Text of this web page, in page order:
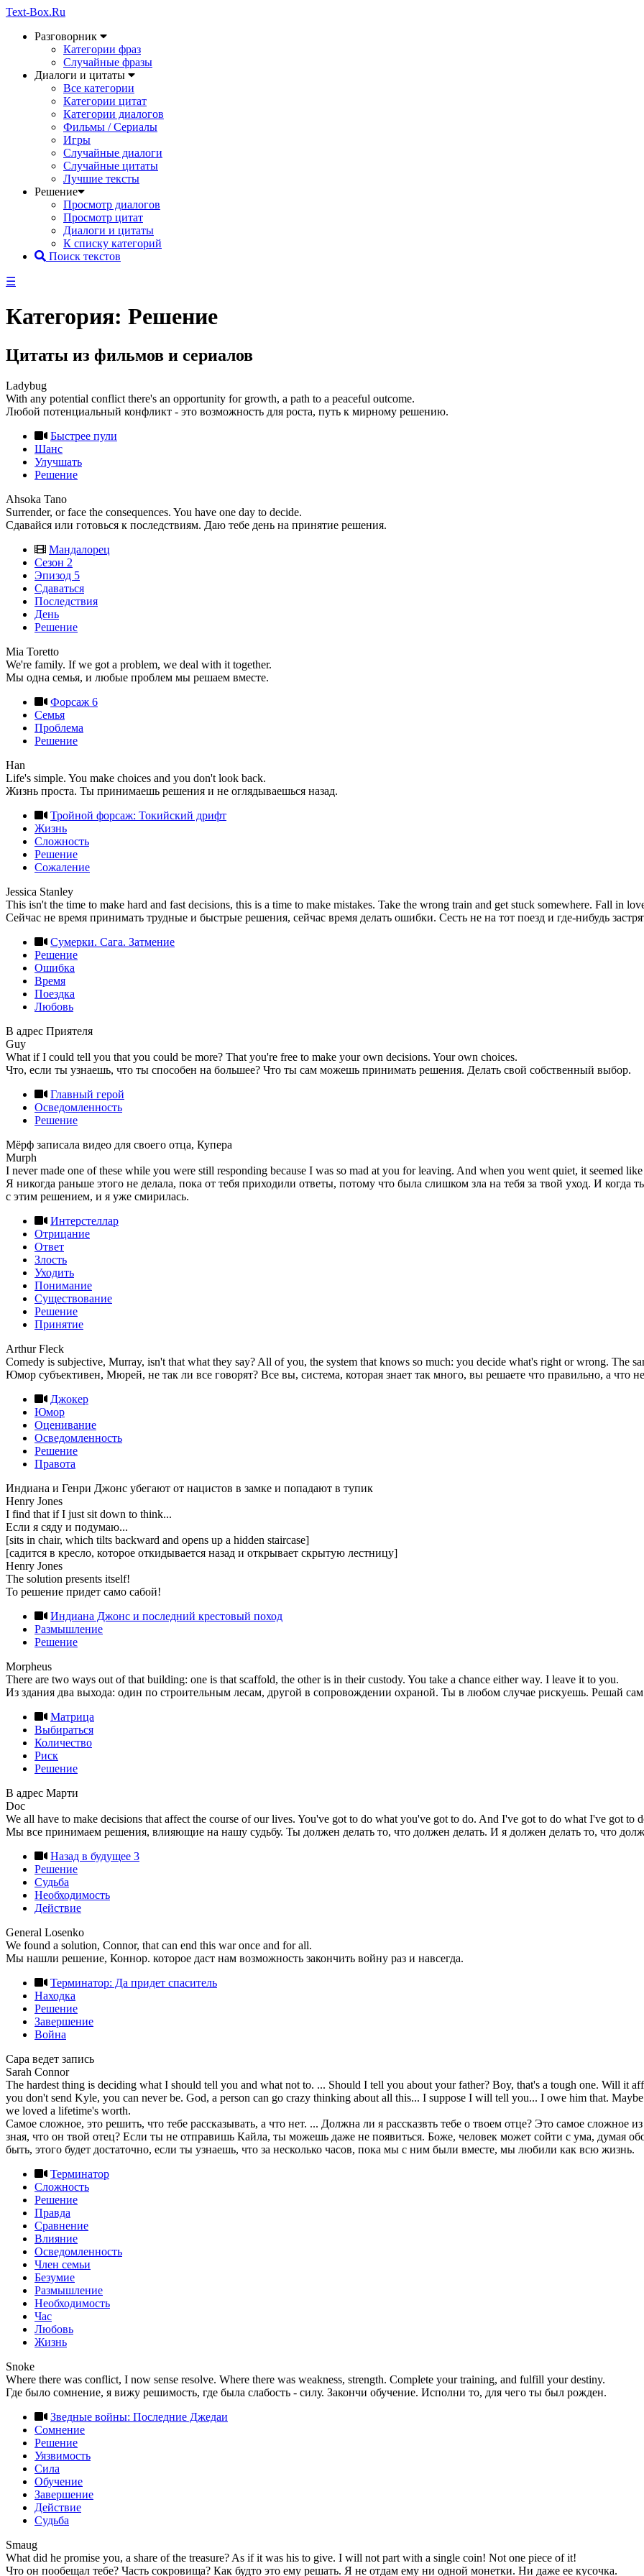
Text-Box.Ru
Разговорник
Категории фраз
Случайные фразы
Диалоги и цитаты
Все категории
Категории цитат
Категории диалогов
Фильмы / Сериалы
Игры
Случайные диалоги
Случайные цитаты
Лучшие тексты
Решение
Просмотр диалогов
Просмотр цитат
Диалоги и цитаты
К списку категорий
Поиск текстов
☰
Категория: Решение
Цитаты из фильмов и сериалов
Ladybug
With any potential conflict there's an opportunity for growth, a path to a peaceful outcome.
Любой потенциальный конфликт - это возможность для роста, путь к мирному решению.
Быстрее пули
Шанс
Улучшать
Решение
Ahsoka Tano
Surrender, or face the consequences. You have one day to decide.
Сдавайся или готовься к последствиям. Даю тебе день на принятие решения.
Мандалорец
Сезон 2
Эпизод 5
Сдаваться
Последствия
День
Решение
Mia Toretto
We're family. If we got a problem, we deal with it together.
Мы одна семья, и любые проблем мы решаем вместе.
Форсаж 6
Семья
Проблема
Решение
Han
Life's simple. You make choices and you don't look back.
Жизнь проста. Ты принимаешь решения и не оглядываешься назад.
Тройной форсаж: Токийский дрифт
Жизнь
Сложность
Решение
Сожаление
Jessica Stanley
This isn't the time to make hard and fast decisions, this is a time to make mistakes. Take the wrong train and get stuck somewhere. Fall in
Сейчас не время принимать трудные и быстрые решения, сейчас время делать ошибки. Сесть не на тот поезд и где-нибудь
Сумерки. Сага. Затмение
Решение
Ошибка
Время
Поездка
Любовь
В адрес Приятеля
Guy
What if I could tell you that you could be more? That you're free to make your own decisions. Your own choices.
Что, если ты узнаешь, что ты способен на большее? Что ты сам можешь принимать решения. Делать свой собственный выбор.
Главный герой
Осведомленность
Решение
Мёрф записала видео для своего отца, Купера
Murph
I never made one of these while you were still responding because I was so mad at you for leaving. And when you went quiet, it seemed
Я никогда раньше этого не делала, пока от тебя приходили ответы, потому что была слишком зла на тебя за твой уход. И когда
с этим решением, и я уже смирилась.
Интерстеллар
Отрицание
Ответ
Злость
Уходить
Понимание
Существование
Решение
Принятие
Arthur Fleck
Comedy is subjective, Murray, isn't that what they say? All of you, the system that knows so much: you decide what's right or wrong. The
Юмор субъективен, Мюрей, не так ли все говорят? Все вы, система, которая знает так много, вы решаете что правильно, а что
Джокер
Юмор
Оценивание
Осведомленность
Решение
Правота
Индиана и Генри Джонс убегают от нацистов в замке и попадают в тупик
Henry Jones
I find that if I just sit down to think...
Если я сяду и подумаю...
[sits in chair, which tilts backward and opens up a hidden staircase]
[садится в кресло, которое откидывается назад и открывает скрытую лестницу]
Henry Jones
The solution presents itself!
То решение придет само сабой!
Индиана Джонс и последний крестовый поход
Размышление
Решение
Morpheus
There are two ways out of that building: one is that scaffold, the other is in their custody. You take a chance either way. I leave it to you.
Из здания два выхода: один по строительным лесам, другой в сопровождении охраной. Ты в любом случае рискуешь. Решай
Матрица
Выбираться
Количество
Риск
Решение
В адрес Марти
Doc
We all have to make decisions that affect the course of our lives. You've got to do what you've got to do. And I've got to do what I've got to
Мы все принимаем решения, влияющие на нашу судьбу. Ты должен делать то, что должен делать. И я должен делать то, что
Назад в будущее 3
Решение
Судьба
Необходимость
Действие
General Losenko
We found a solution, Connor, that can end this war once and for all.
Мы нашли решение, Коннор. которое даст нам возможность закончить войну раз и навсегда.
Терминатор: Да придет спаситель
Находка
Решение
Завершение
Война
Сара ведет запись
Sarah Connor
The hardest thing is deciding what I should tell you and what not to. ... Should I tell you about your father? Boy, that's a tough one. Will it
you don't send Kyle, you can never be. God, a person can go crazy thinking about all this... I suppose I will tell you... I owe him that.
we loved a lifetime's worth.
Самое сложное, это решить, что тебе рассказывать, а что нет. ... Должна ли я рассказвть тебе о твоем отце? Это самое сложное
зная, что он твой отец? Если ты не отправишь Кайла, ты можешь даже не появиться. Боже, человек может сойти с ума, думая
быть, этого будет достаточно, если ты узнаешь, что за несколько часов, пока мы с ним были вместе, мы любили как всю жизнь.
Терминатор
Сложность
Решение
Правда
Сравнение
Влияние
Осведомленность
Член семьи
Безумие
Размышление
Необходимость
Час
Любовь
Жизнь
Snoke
Where there was conflict, I now sense resolve. Where there was weakness, strength. Complete your training, and fulfill your destiny.
Где было сомнение, я вижу решимость, где была слабость - силу. Закончи обучение. Исполни то, для чего ты был рожден.
Зведные войны: Последние Джедаи
Сомнение
Решение
Уязвимость
Сила
Обучение
Завершение
Действие
Судьба
Smaug
What did he promise you, a share of the treasure? As if it was his to give. I will not part with a single coin! Not one piece of it!
Что он пообещал тебе? Часть сокровища? Как будто это ему решать. Я не отдам ему ни одной монетки. Ни даже ее кусочка.